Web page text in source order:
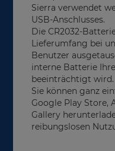
Sierra verwendet
USB-Anschlusses.
Die CR2032-
Lieferumfang bei
Benutzer
interne Batterie
beeinträchtigt wird.
Sie können ganz
Google Play Store,
Gallery
reibungslosen